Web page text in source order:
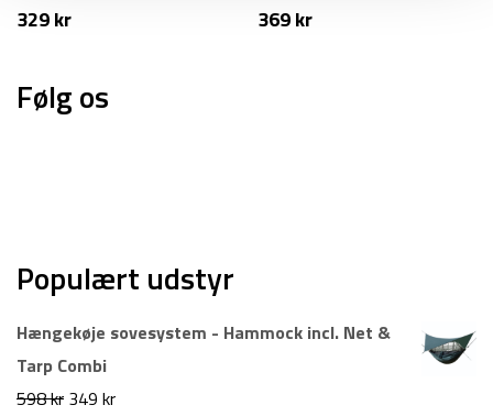
329kr 369kr
Følg os
Populært udstyr
Hængekøje sovesystem - Hammock incl. Net &
Tarp Combi
598kr Den
349 krDen